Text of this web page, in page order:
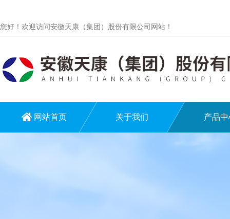
您好！欢迎访问安徽天康（集团）股份有限公司网站！
网站首页 关于我们 产品中